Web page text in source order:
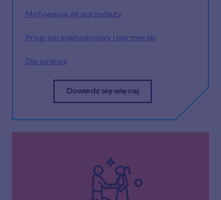
Motywacja sił sprzedaży
Program lojalnościowy i partnerski
Dla agencji
Dowiedz się więcej